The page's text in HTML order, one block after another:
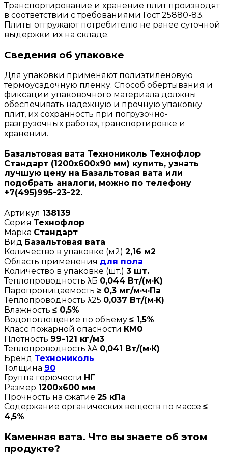
Транспортирование и хранение плит производят
в соответствии с требованиями Гост 25880-83.
Плиты отгружают потребителю не ранее суточной
выдержки их на складе.
Сведения об упаковке
Для упаковки применяют полиэтиленовую
термоусадочную пленку. Способ обертывания и
фиксации упаковочного материала должны
обеспечивать надежную и прочную упаковку
плит, их сохранность при погрузочно-
разгрузочных работах, транспортировке и
хранении.
Базальтовая вата Технониколь Технофлор
Стандарт (1200х600х90 мм) купить, узнать
лучшую цену на Базальтовая вата или
подобрать аналоги, можно по телефону
+7(495)995-23-22.
Артикул 138139
Серия Технофлор
Марка Стандарт
Вид Базальтовая вата
Количество в упаковке (м2) 2,16 м2
Область применения для пола
Количество в упаковке (шт.) 3 шт.
Теплопроводность λБ 0,044 Вт/(м·K)
Паропроницаемость ≥ 0,3 мг/м·ч·Па
Теплопроводность λ25 0,037 Вт/(м·К)
Влажность ≤ 0,5%
Водопоглощение по объему ≤ 1,5%
Класс пожарной опасности КМ0
Плотность 99-121 кг/м3
Теплопроводность λА 0,041 Вт/(м·К)
Бренд Технониколь
Толщина 90
Группа горючести НГ
Размер 1200х600 мм
Прочность на сжатие 25 кПа
Содержание органических веществ по массе ≤
4,5%
Каменная вата. Что вы знаете об этом
продукте?